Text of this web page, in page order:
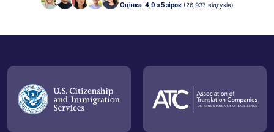
Оцінка: 4,9 з 5 зірок (26,937 відгуків)